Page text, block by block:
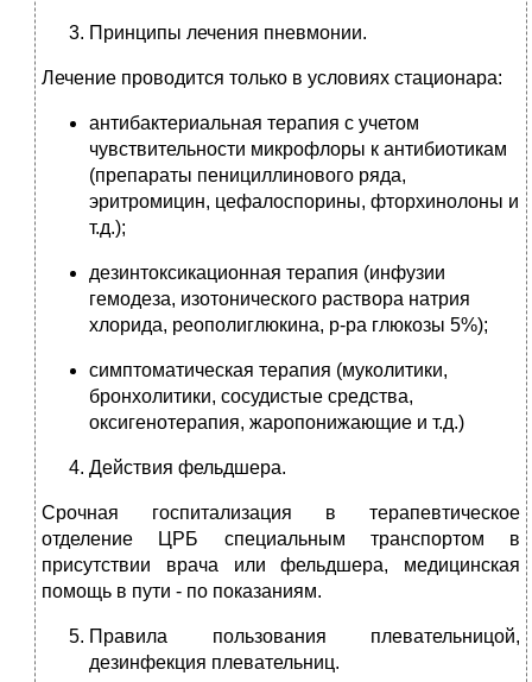
Принципы лечения пневмонии.
Лечение проводится только в условиях стационара:
антибактериальная терапия с учетом
чувствительности микрофлоры к антибиотикам
(препараты пенициллинового ряда,
эритромицин, цефалоспорины, фторхинолоны и
т.д.);
дезинтоксикационная терапия (инфузии
гемодеза, изотонического раствора натрия
хлорида, реополиглюкина, р-ра глюкозы 5%);
симптоматическая терапия (муколитики,
бронхолитики, сосудистые средства,
оксигенотерапия, жаропонижающие и т.д.)
Действия фельдшера.
Срочная госпитализация в терапевтическое
отделение ЦРБ специальным транспортом в
присутствии врача или фельдшера, медицинская
помощь в пути - по показаниям.
Правила пользования плевательницой,
дезинфекция плевательниц.